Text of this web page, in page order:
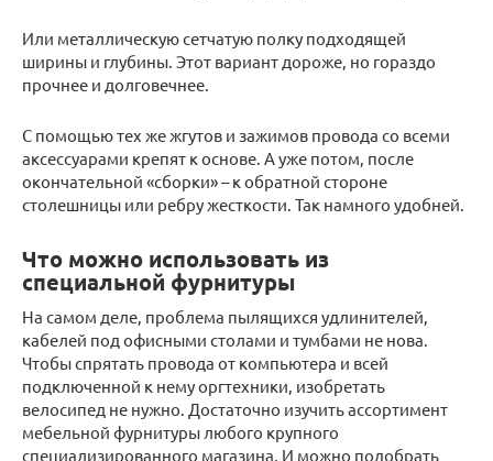
Или металлическую сетчатую полку подходящей
ширины и глубины. Этот вариант дороже, но гораздо
прочнее и долговечнее.
С помощью тех же жгутов и зажимов провода со всеми
аксессуарами крепят к основе. А уже потом, после
окончательной «сборки» – к обратной стороне
столешницы или ребру жесткости. Так намного удобней.
Что можно использовать из
специальной фурнитуры
На самом деле, проблема пылящихся удлинителей,
кабелей под офисными столами и тумбами не нова.
Чтобы спрятать провода от компьютера и всей
подключенной к нему оргтехники, изобретать
велосипед не нужно. Достаточно изучить ассортимент
мебельной фурнитуры любого крупного
специализированного магазина. И можно подобрать